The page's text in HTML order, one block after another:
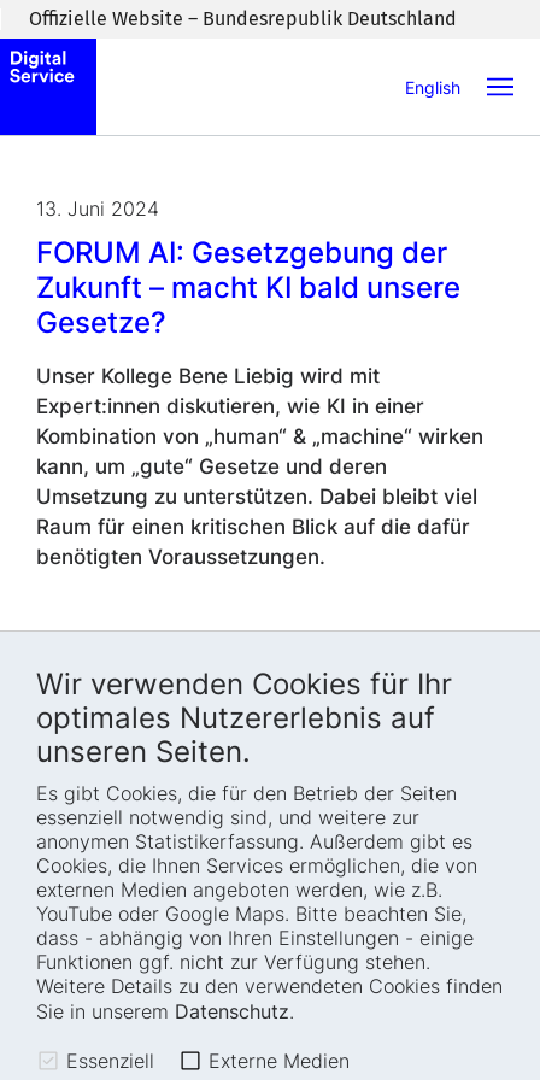
Wir verwenden Cookies für Ihr
optimales Nutzererlebnis auf
unseren Seiten.
Es gibt Cookies, die für den Betrieb der Seiten
essenziell notwendig sind, und weitere zur
anonymen Statistikerfassung. Außerdem gibt es
Cookies, die Ihnen Services ermöglichen, die von
externen Medien angeboten werden, wie z.B.
YouTube oder Google Maps. Bitte beachten Sie,
dass - abhängig von Ihren Einstellungen - einige
Funktionen ggf. nicht zur Verfügung stehen.
Weitere Details zu den verwendeten Cookies finden
Sie in unserem Datenschutz.
Essenziell Externe Medien
Zum Inhaltsbereich wechseln
Offizielle Website – Bundesrepublik Deutschland
English
13. Juni 2024
FORUM AI: Gesetzgebung der
Zukunft – macht KI bald unsere
Gesetze?
Unser Kollege Bene Liebig wird mit
Expert:innen diskutieren, wie KI in einer
Kombination von „human“ & „machine“ wirken
kann, um „gute“ Gesetze und deren
Umsetzung zu unterstützen. Dabei bleibt viel
Raum für einen kritischen Blick auf die dafür
benötigten Voraussetzungen.
Startseite
Wer wir sind
Wie wir arbeiten
Projekte
Fellowships
Karriere
Blog
Presse
Termine
Barrierefreiheit
Transparenz
Glossar
Anfahrt und
Leichte Sprache
Impressum